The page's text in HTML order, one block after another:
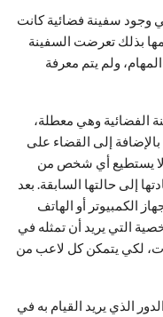
وجود سفينة فضائية كانت
بذلك تعرضت السفينة
ولم يتم معرفة
الفضائية وهي معطلة،
بالإضافة إلى القضاء على
لا يستطيع أي شخص من
إلى حالتها السابقة. بعد
الكمبيوتر أو الهاتف
التي يريد أن تمثله في
لكي يتمكن كل لاعب من
الذي يريد القيام به في